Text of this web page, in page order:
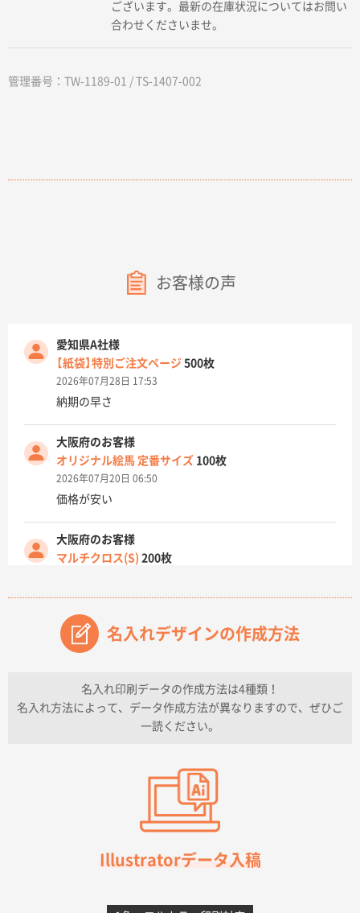
ございます。最新の在庫状況についてはお問い
合わせくださいませ。
管理番号：TW-1189-01 / TS-1407-002
お客様の声
愛知県A社様
【紙袋】特別ご注文ページ 500枚
2026年07月28日 17:53
納期の早さ
大阪府のお客様
オリジナル絵馬 定番サイズ 100枚
2026年07月20日 06:50
価格が安い
大阪府のお客様
マルチクロス(S) 200枚
原稿データ流用が可能で価格が妥当なこと
兵庫県のお客様
チケットホルダー ダブルポケット
上記のとおりです。
柳さんの対応が素晴らしかった。
フレキソレジ袋 Uバッグ 35号
5000枚
2026年06月28日 15:14
名入れデザインの作成方法
名入れ印刷データの作成方法は4種類！
名入れ方法によって、データ作成方法が異なりますので、ぜひご
一読ください。
Illustratorデータ入稿